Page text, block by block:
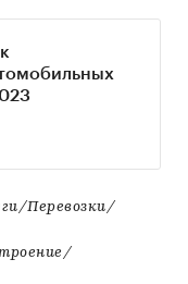
Перевозки/